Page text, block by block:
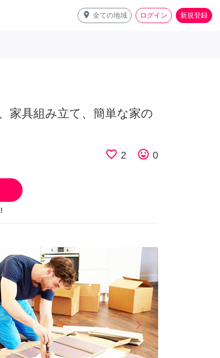
place 全ての地域 ログイン 新規登録
家具組み立て、簡単な家の
favorite_border 2 tag_faces 0
arrow_forward_iosNext